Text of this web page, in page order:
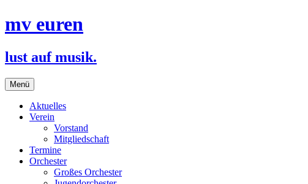
Inhalt
mv euren
lust auf musik.
Menü
Aktuelles
Verein
Vorstand
Mitgliedschaft
Termine
Orchester
Großes Orchester